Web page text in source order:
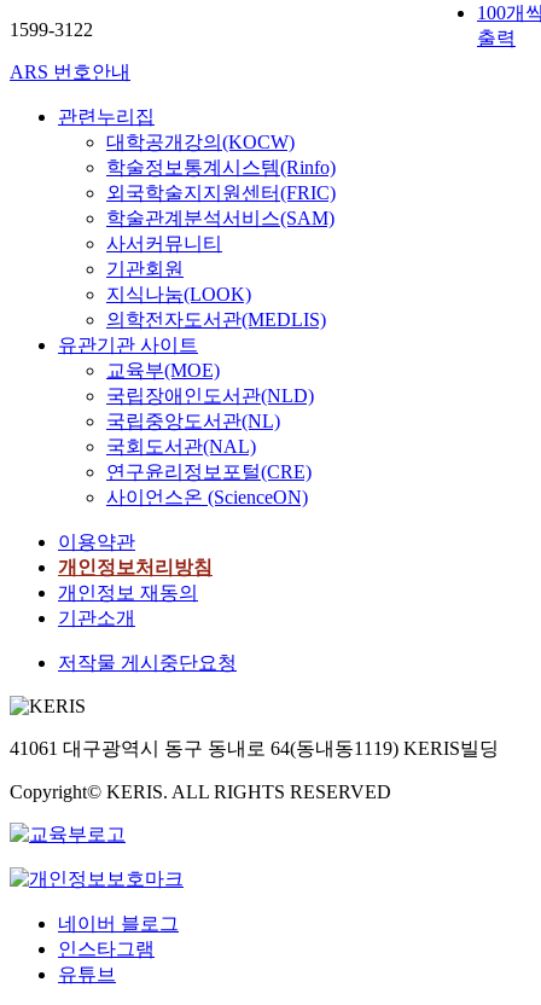
100개
출력
1599-3122
ARS 번호안내
관련누리집
대학공개강의(KOCW)
학술정보통계시스템(Rinfo)
외국학술지지원센터(FRIC)
학술관계분석서비스(SAM)
사서커뮤니티
기관회원
지식나눔(LOOK)
의학전자도서관(MEDLIS)
유관기관 사이트
교육부(MOE)
국립장애인도서관(NLD)
국립중앙도서관(NL)
국회도서관(NAL)
연구윤리정보포털(CRE)
사이언스온 (ScienceON)
이용약관
개인정보처리방침
개인정보 재동의
기관소개
저작물 게시중단요청
41061 대구광역시 동구 동내로 64(동내동1119) KERIS빌딩
Copyright© KERIS. ALL RIGHTS RESERVED
네이버 블로그
인스타그램
유튜브